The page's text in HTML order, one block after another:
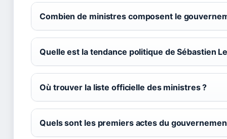
Combien de ministres composent le
Quelle est la tendance politique de Sébastien
Où trouver la liste officielle des ministres ?
Quels sont les premiers actes du